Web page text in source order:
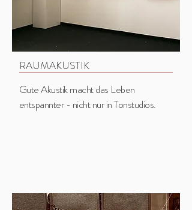
RAUMAKUSTIK
Gute Akustik macht das Leben
entspannter - nicht nur in Tonstudios.